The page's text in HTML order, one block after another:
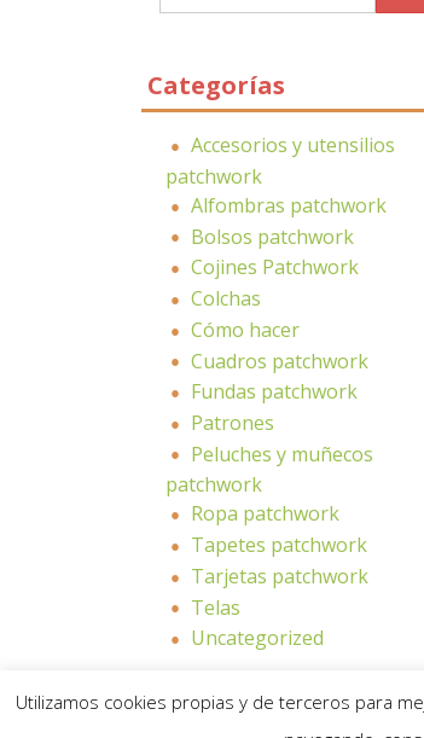
Categorías
Accesorios y utensilios
patchwork
Alfombras patchwork
Bolsos patchwork
Cojines Patchwork
Colchas
Cómo hacer
Cuadros patchwork
Fundas patchwork
Patrones
Peluches y muñecos
patchwork
Ropa patchwork
Tapetes patchwork
Tarjetas patchwork
Telas
Uncategorized
Utilizamos cookies propias y de terceros para